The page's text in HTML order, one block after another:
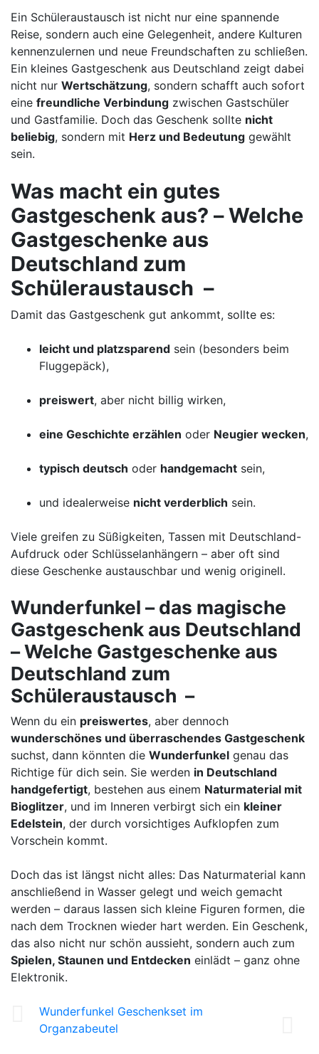
Ein Schüleraustausch ist nicht nur eine spannende
Reise, sondern auch eine Gelegenheit, andere Kulturen
kennenzulernen und neue Freundschaften zu schließen.
Ein kleines Gastgeschenk aus Deutschland zeigt dabei
nicht nur Wertschätzung, sondern schafft auch sofort
eine freundliche Verbindung zwischen Gastschüler
und Gastfamilie. Doch das Geschenk sollte nicht
beliebig, sondern mit Herz und Bedeutung gewählt
sein.
Was macht ein gutes
Gastgeschenk aus? – Welche
Gastgeschenke aus
Deutschland zum
Schüleraustausch –
Damit das Gastgeschenk gut ankommt, sollte es:
leicht und platzsparend sein (besonders beim
Fluggepäck),
preiswert, aber nicht billig wirken,
eine Geschichte erzählen oder Neugier wecken,
typisch deutsch oder handgemacht sein,
und idealerweise nicht verderblich sein.
Viele greifen zu Süßigkeiten, Tassen mit Deutschland-
Aufdruck oder Schlüsselanhängern – aber oft sind
diese Geschenke austauschbar und wenig originell.
Wunderfunkel – das magische
Gastgeschenk aus Deutschland
– Welche Gastgeschenke aus
Deutschland zum
Schüleraustausch –
Wenn du ein preiswertes, aber dennoch
wunderschönes und überraschendes Gastgeschenk
suchst, dann könnten die Wunderfunkel genau das
Richtige für dich sein. Sie werden in Deutschland
handgefertigt, bestehen aus einem Naturmaterial mit
Bioglitzer, und im Inneren verbirgt sich ein kleiner
Edelstein, der durch vorsichtiges Aufklopfen zum
Vorschein kommt.
Doch das ist längst nicht alles: Das Naturmaterial kann
anschließend in Wasser gelegt und weich gemacht
werden – daraus lassen sich kleine Figuren formen, die
nach dem Trocknen wieder hart werden. Ein Geschenk,
das also nicht nur schön aussieht, sondern auch zum
Spielen, Staunen und Entdecken einlädt – ganz ohne
Elektronik.
Wunderfunkel Geschenkset im
Organzabeutel